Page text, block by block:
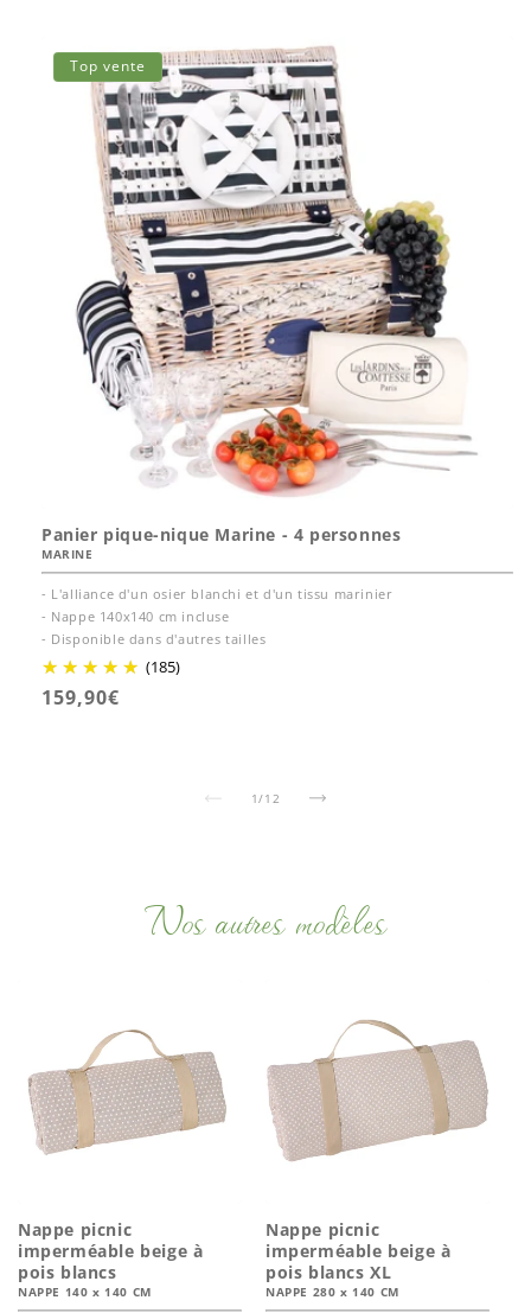
Top vente
Panier pique-nique Marine - 4 personnes
MARINE
- L'alliance d'un osier blanchi et d'un tissu marinier
- Nappe 140x140 cm incluse
- Disponible dans d'autres tailles
(185)
Prix
159,90€
1/de
12
Nos autres modèles
Nappe picnic
imperméable beige à
pois blancs
NAPPE 140 x 140 CM
Nappe picnic
imperméable beige à
pois blancs XL
NAPPE 280 x 140 CM